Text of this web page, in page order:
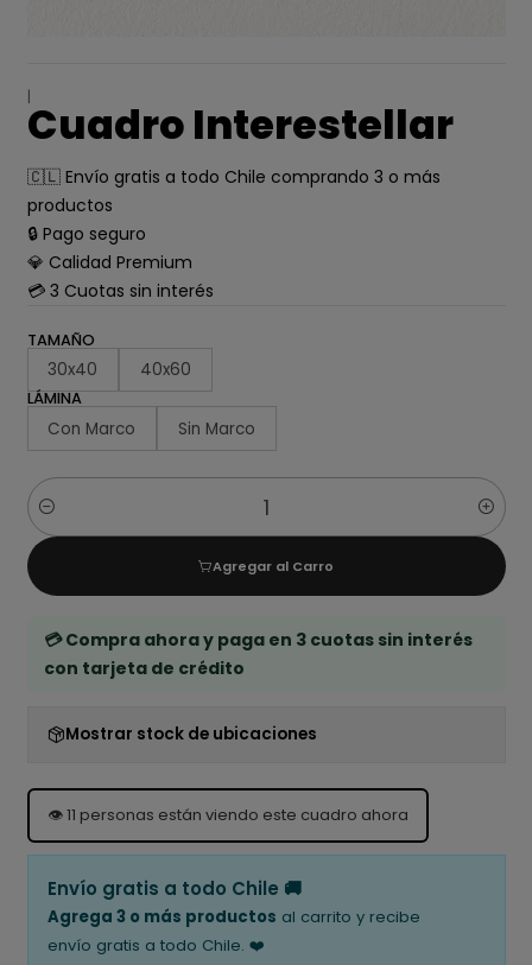
|
Cuadro Interestellar
🇨🇱 Envío gratis a todo Chile comprando 3 o más
productos
🔒 Pago seguro
💎 Calidad Premium
💳 3 Cuotas sin interés
TAMAÑO
30x40 40x60
LÁMINA
Con Marco Sin Marco
Cantidad
Agregar al Carro
💳 Compra ahora y paga en 3 cuotas sin interés
con tarjeta de crédito
Mostrar stock de ubicaciones
👁️11 personas están viendo este cuadro ahora
Envío gratis a todo Chile 🚚
Agrega 3 o más productos al carrito y recibe
envío gratis a todo Chile. ❤️